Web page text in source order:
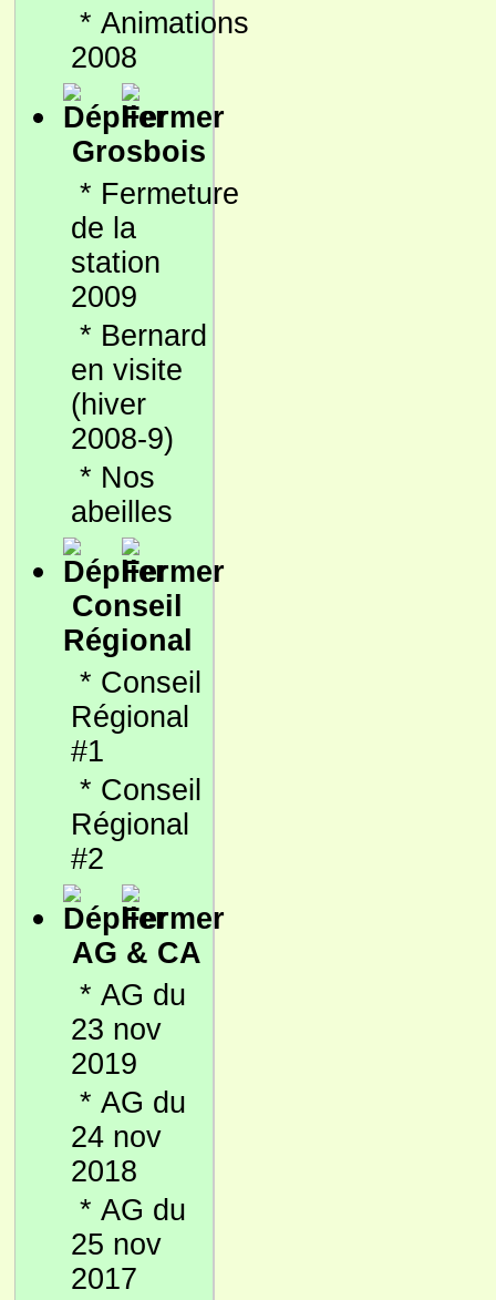
* Animations
2008
Grosbois
* Fermeture
de la
station
2009
* Bernard
en visite
(hiver
2008-9)
* Nos
abeilles
Conseil
Régional
* Conseil
Régional
#1
* Conseil
Régional
#2
AG & CA
* AG du
23 nov
2019
* AG du
24 nov
2018
* AG du
25 nov
2017